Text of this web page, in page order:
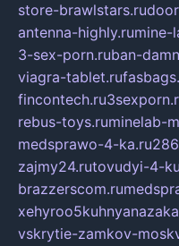
store-brawlstars.ru
antenna-highly.rumine-
3-sex-porn.ruban-
viagra-tablet.ru
fincontech.ru
rebus-toys.ruminelab-
medsprawo-4-ka.ru
zajmy24.rutovudyi-4-
brazzerscom.ru
vskrytie-zamkov-